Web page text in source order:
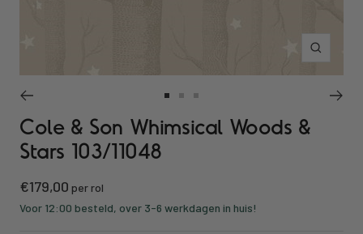
Inzoomen
naarnaarnaar
Cole & Son Whimsical Woods &
Stars 103/11048
Kortings
prijs
€179,00 per rol
Voor 12:00 besteld, over 3-6 werkdagen in huis!